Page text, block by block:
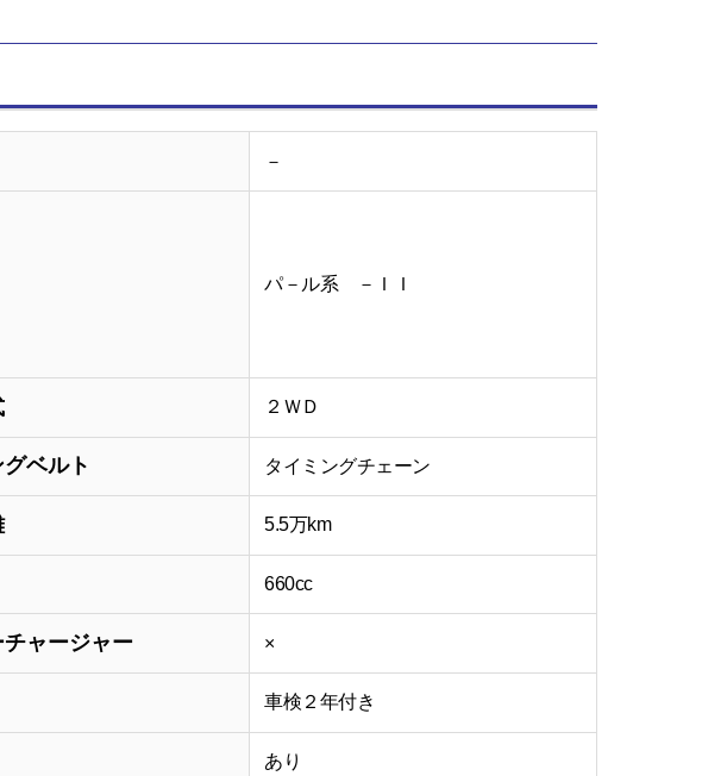
－
パ－ル系 －ＩＩ
２ＷＤ
ベルト タイミングチェーン
5.5万km
660cc
ャージャー ×
車検２年付き
あり